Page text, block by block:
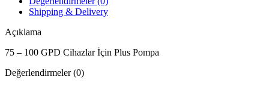
Shipping & Delivery
Açıklama
75 – 100 GPD Cihazlar İçin Plus Pompa
Değerlendirmeler (0)